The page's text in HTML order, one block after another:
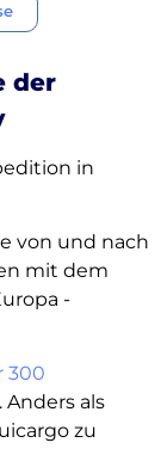
der
in
von und nach
mit dem
-
300
. Anders als
zu